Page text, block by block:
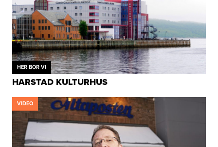
HER BOR VI
HARSTAD KULTURHUS
VIDEO